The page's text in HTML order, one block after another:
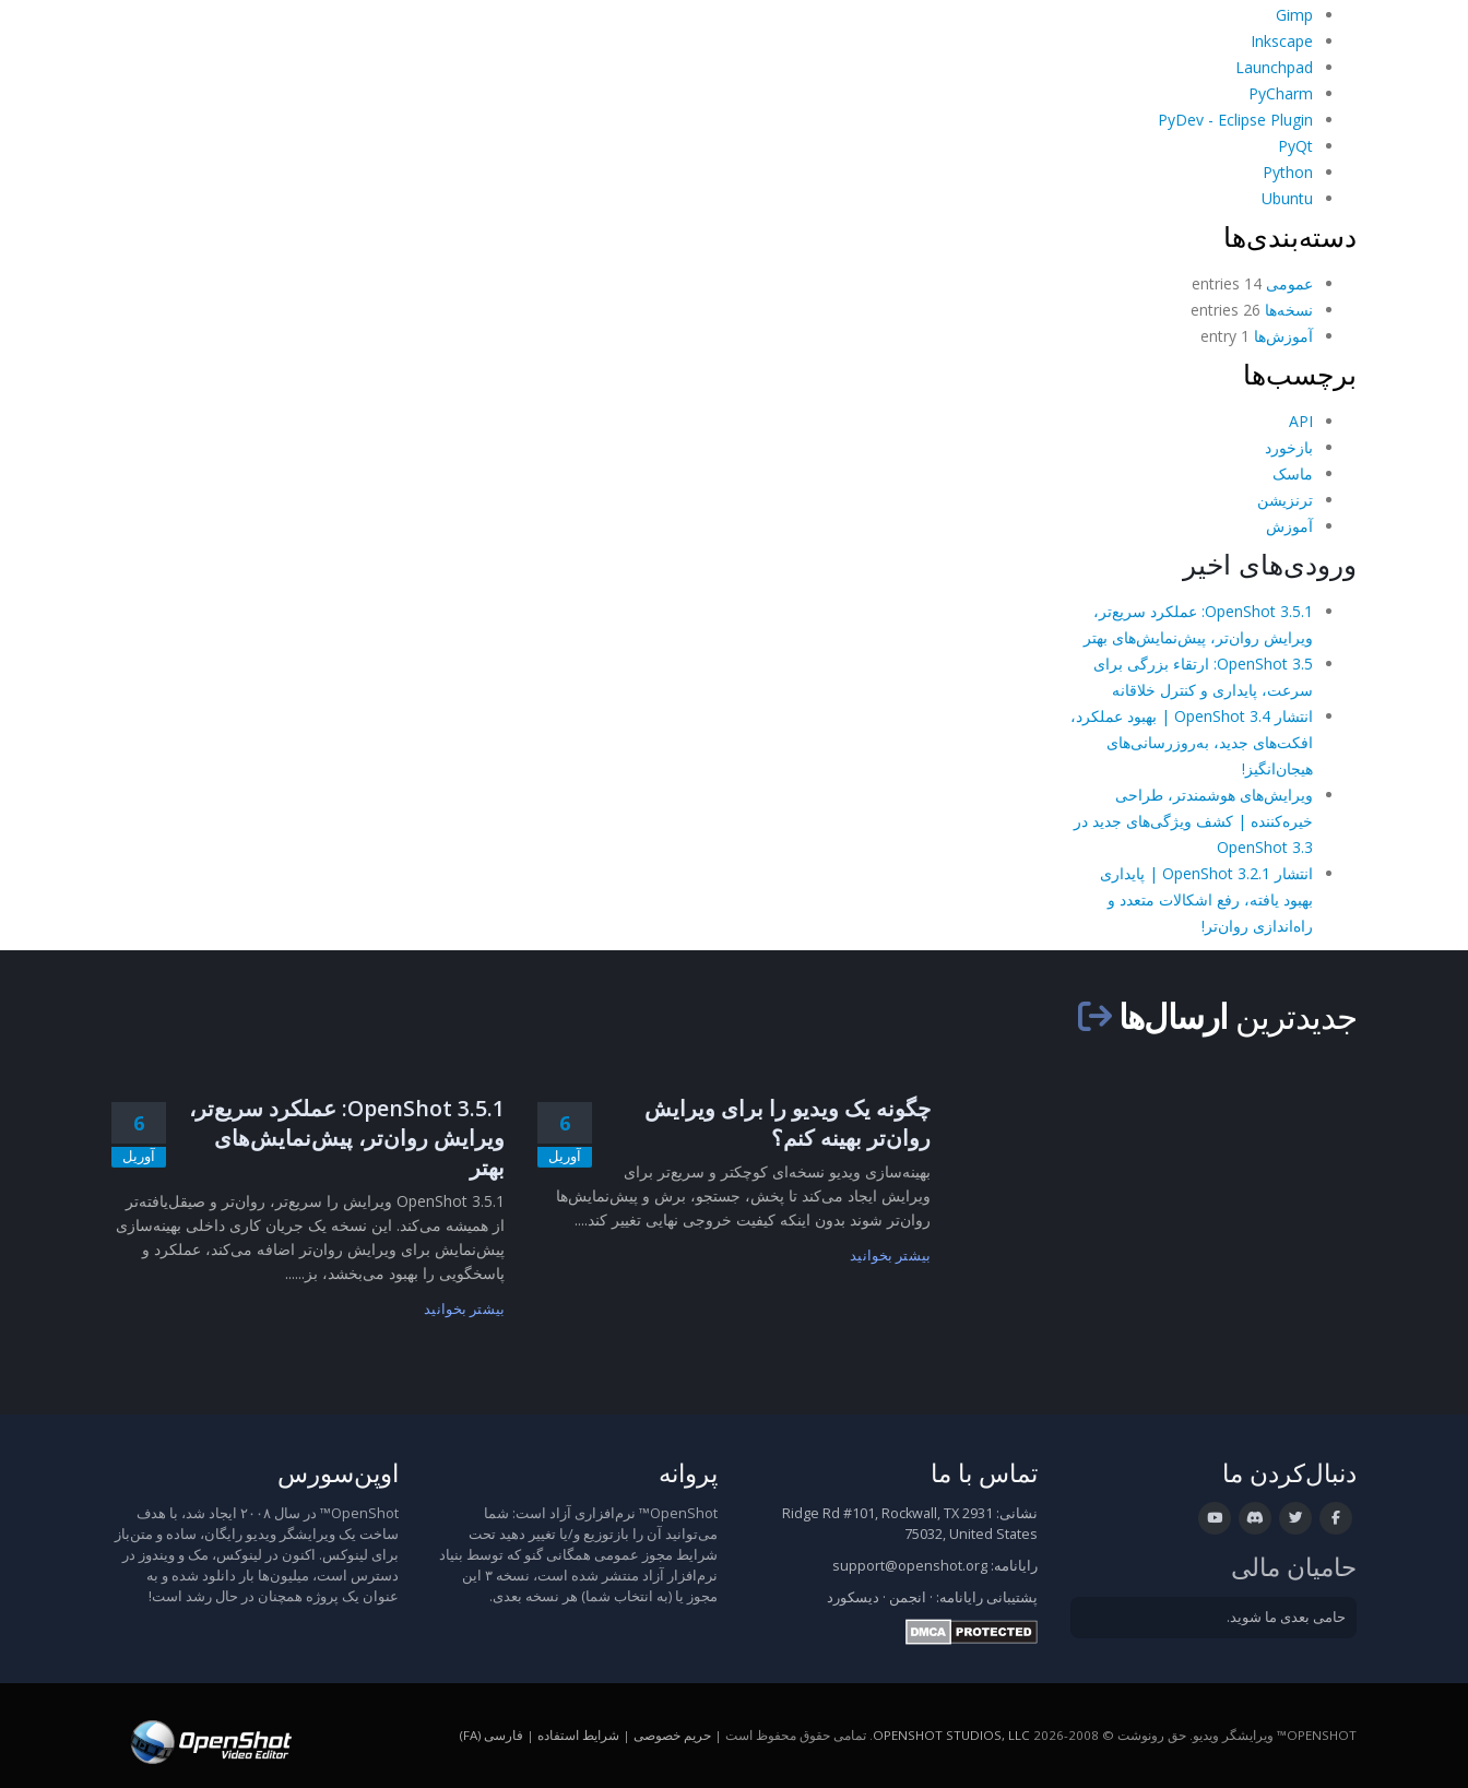
Gimp
Inkscape
Launchpad
PyCharm
PyDev - Eclipse Plugin
PyQt
Python
Ubuntu
دسته‌بندی‌ها
عمومی
نسخه‌ها
آموزش‌ها
برچسب‌ها
API
بازخورد
ماسک
ترنزیشن
آموزش
ورودی‌های اخیر
OpenShot 3.5.1: عملکرد سریع‌تر،
ویرایش روان‌تر، پیش‌نمایش‌های بهتر
OpenShot 3.5: ارتقاء بزرگی برای
سرعت، پایداری و کنترل خلاقانه
انتشار OpenShot 3.4 | بهبود عملکرد،
افکت‌های جدید، به‌روزرسانی‌های
هیجان‌انگیز!
ویرایش‌های هوشمندتر، طراحی
خیره‌کننده | کشف ویژگی‌های جدید در
OpenShot 3.3
انتشار OpenShot 3.2.1 | پایداری
بهبود یافته، رفع اشکالات متعدد و
راه‌اندازی روان‌تر!
جدیدترین ارسال‌ها
6
آوریل
OpenShot 3.5.1: عملکرد سریع‌تر،
ویرایش روان‌تر، پیش‌نمایش‌های
بهتر
OpenShot 3.5.1 ویرایش را سریع‌تر، روان‌تر و صیقل‌یافته‌تر
از همیشه می‌کند. این نسخه یک جریان کاری داخلی بهینه‌سازی
پیش‌نمایش برای ویرایش روان‌تر اضافه می‌کند، عملکرد و
پاسخگویی را بهبود می‌بخشد، بز......
بیشتر بخوانید
6
آوریل
چگونه یک ویدیو را برای ویرایش
روان‌تر بهینه کنم؟
بهینه‌سازی ویدیو نسخه‌ای کوچکتر و سریع‌تر برای
ویرایش ایجاد می‌کند تا پخش، جستجو، برش و پیش‌نمایش‌ها
روان‌تر شوند بدون اینکه کیفیت خروجی نهایی تغییر کند....
بیشتر بخوانید
اوپن‌سورس
OpenShot™ در سال ۲۰۰۸ ایجاد شد، با هدف
ساخت یک ویرایشگر ویدیو رایگان، ساده و متن‌باز
برای لینوکس. اکنون در لینوکس، مک و ویندوز در
دسترس است، میلیون‌ها بار دانلود شده و به
عنوان یک پروژه همچنان در حال رشد است!
پروانه
OpenShot™ نرم‌افزاری آزاد است: شما
می‌توانید آن را بازتوزیع و/یا تغییر دهید تحت
شرایط مجوز عمومی همگانی گنو که توسط بنیاد
نرم‌افزار آزاد منتشر شده است، نسخه ۳ این
مجوز یا (به انتخاب شما) هر نسخه بعدی.
تماس با ما
نشانی:
2931 Ridge Rd #101, Rockwall, TX
75032, United States
رایانامه: support@openshot.org
پشتیبانی رایانامه: · انجمن · دیسکورد
دنبال‌کردن ما
حامیان مالی
حامی بعدی ما شوید.
OPENSHOT™ ویرایشگر ویدیو. حق رونوشت © 2008-2026 OPENSHOT STUDIOS, LLC. تمامی حقوق محفوظ است | حریم خصوصی | شرایط استفاده | فارسی (FA)